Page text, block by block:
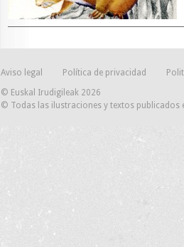
Aviso legal Política de privacidad
© Euskal Irudigileak 2026
© Todas las ilustraciones y textos publicados